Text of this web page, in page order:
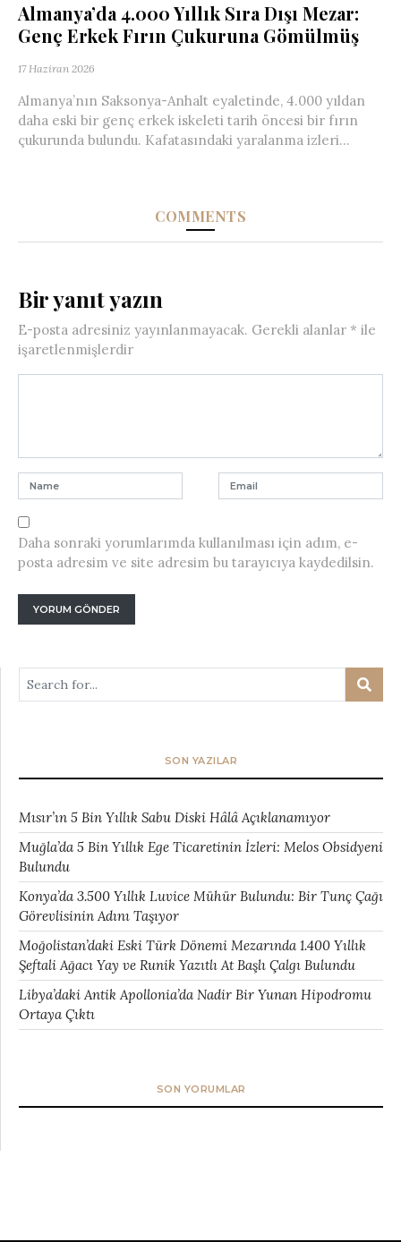
Almanya’da 4.000 Yıllık Sıra Dışı Mezar:
Genç Erkek Fırın Çukuruna Gömülmüş
17 Haziran 2026
Almanya’nın Saksonya-Anhalt eyaletinde, 4.000 yıldan
daha eski bir genç erkek iskeleti tarih öncesi bir fırın
çukurunda bulundu. Kafatasındaki yaralanma izleri...
COMMENTS
Bir yanıt yazın
E-posta adresiniz yayınlanmayacak. Gerekli alanlar * ile
işaretlenmişlerdir
Daha sonraki yorumlarımda kullanılması için adım, e-
posta adresim ve site adresim bu tarayıcıya kaydedilsin.
SON YAZILAR
Mısır’ın 5 Bin Yıllık Sabu Diski Hâlâ Açıklanamıyor
Muğla’da 5 Bin Yıllık Ege Ticaretinin İzleri: Melos Obsidyeni
Bulundu
Konya’da 3.500 Yıllık Luvice Mühür Bulundu: Bir Tunç Çağı
Görevlisinin Adını Taşıyor
Moğolistan’daki Eski Türk Dönemi Mezarında 1.400 Yıllık
Şeftali Ağacı Yay ve Runik Yazıtlı At Başlı Çalgı Bulundu
Libya’daki Antik Apollonia’da Nadir Bir Yunan Hipodromu
Ortaya Çıktı
SON YORUMLAR